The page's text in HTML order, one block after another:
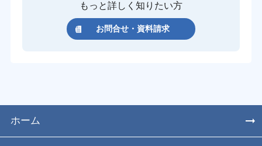
もっと詳しく知りたい方
お問合せ・資料請求
ホーム